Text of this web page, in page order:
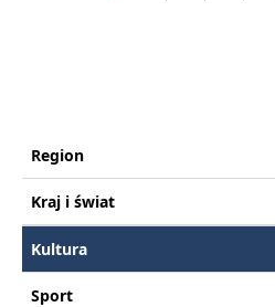
Region
Kraj i świat
Kultura
Sport